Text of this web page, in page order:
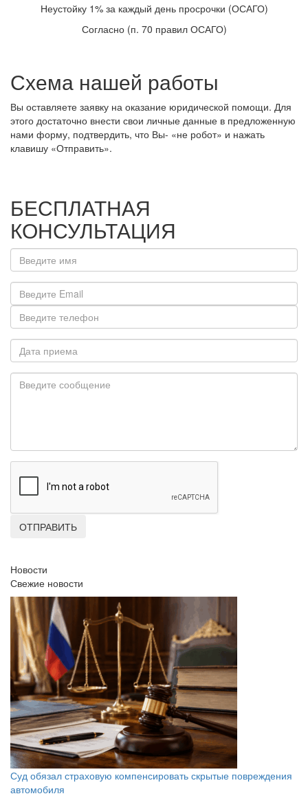
Неустойку 1% за каждый день просрочки (ОСАГО)
Согласно (п. 70 правил ОСАГО)
Схема нашей работы
Вы оставляете заявку на оказание юридической помощи. Для
этого достаточно внести свои личные данные в предложенную
нами форму, подтвердить, что Вы- «не робот» и нажать
клавишу «Отправить».
БЕСПЛАТНАЯ
КОНСУЛЬТАЦИЯ
ОТПРАВИТЬ
Новости
Свежие новости
Суд обязал страховую компенсировать скрытые повреждения
автомобиля